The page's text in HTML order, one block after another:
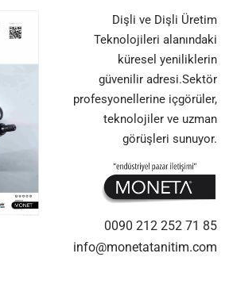
Dişli ve Dişli Üretim
Teknolojileri alanındaki
küresel yeniliklerin
güvenilir adresi.Sektör
profesyonellerine içgörüler,
teknolojiler ve uzman
görüşleri sunuyor.
0090 212 252 71 85
info@monetatanitim.com